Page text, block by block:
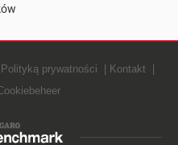
Polityką prywatności
Kontakt